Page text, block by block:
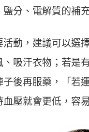
鹽分、電解質的補
活動，建議可以選
、吸汗衣物；若是
子後再服藥，「若
血壓就會更低，容